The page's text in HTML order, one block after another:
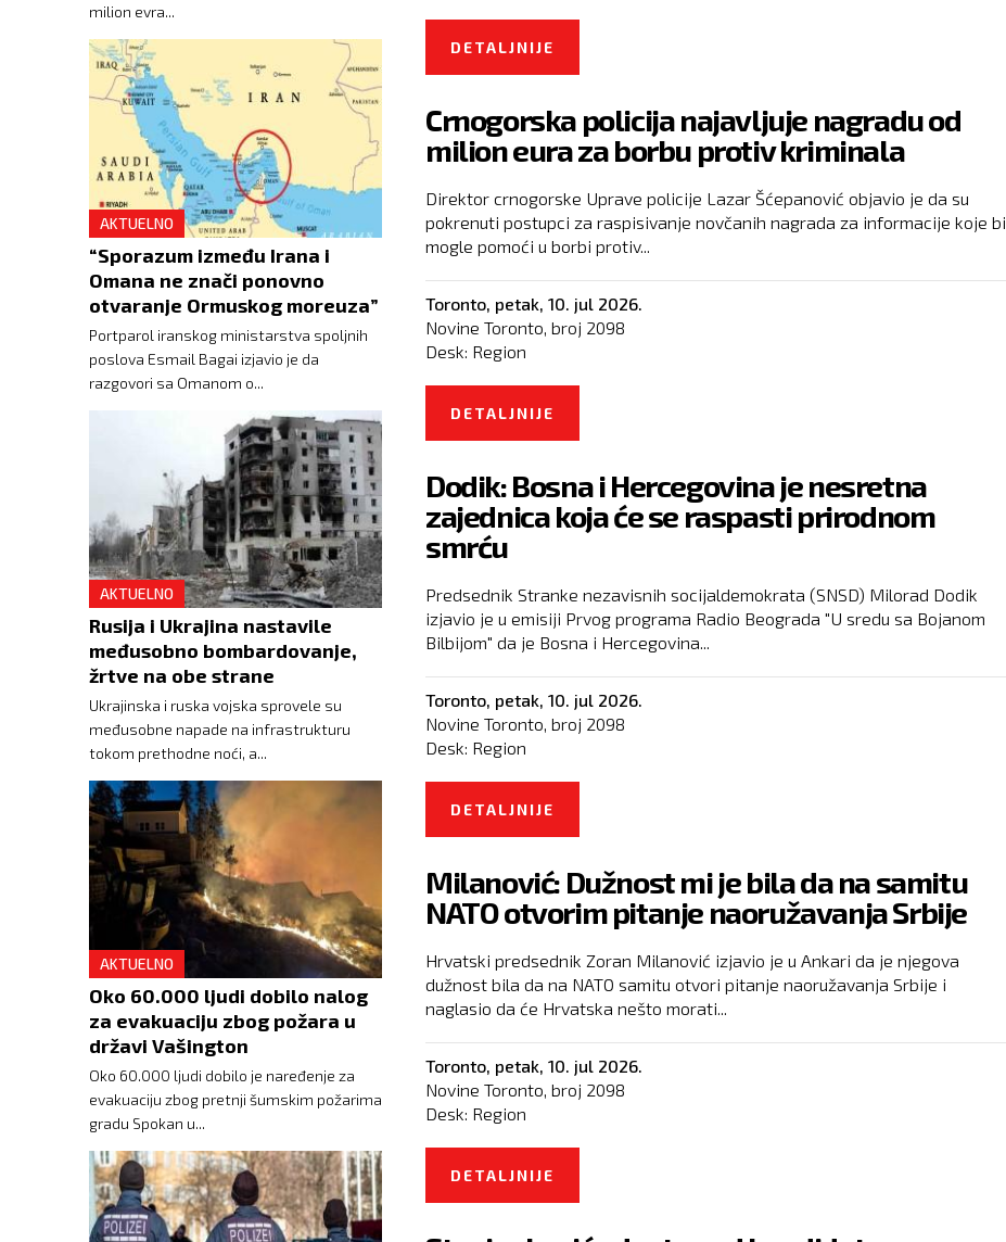
milion evra...
AKTUELNO
“Sporazum između Irana i
Omana ne znači ponovno
otvaranje Ormuskog moreuza”
Portparol iranskog ministarstva spoljnih
poslova Esmail Bagai izjavio je da
razgovori sa Omanom o...
AKTUELNO
Rusija i Ukrajina nastavile
međusobno bombardovanje,
žrtve na obe strane
Ukrajinska i ruska vojska sprovele su
međusobne napade na infrastrukturu
tokom prethodne noći, a...
AKTUELNO
Oko 60.000 ljudi dobilo nalog
za evakuaciju zbog požara u
državi Vašington
Oko 60.000 ljudi dobilo je naređenje za
evakuaciju zbog pretnji šumskim požarima
gradu Spokan u...
DETALJNIJE
VAŠINGTONU
Crnogorska policija najavljuje nagradu od
milion eura za borbu protiv kriminala
Direktor crnogorske Uprave policije Lazar Šćepanović objavio je da su
pokrenuti postupci za raspisivanje novčanih nagrada za informacije koje bi
mogle pomoći u borbi protiv...
Toronto, petak, 10. jul 2026.
Novine Toronto, broj 2098
Desk: Region
DETALJNIJE
Dodik: Bosna i Hercegovina je nesretna
zajednica koja će se raspasti prirodnom
smrću
Predsednik Stranke nezavisnih socijaldemokrata (SNSD) Milorad Dodik
izjavio je u emisiji Prvog programa Radio Beograda "U sredu sa Bojanom
Bilbijom" da je Bosna i Hercegovina...
Toronto, petak, 10. jul 2026.
Novine Toronto, broj 2098
Desk: Region
DETALJNIJE
SMRĆU
Milanović: Dužnost mi je bila da na samitu
NATO otvorim pitanje naoružavanja Srbije
Hrvatski predsednik Zoran Milanović izjavio je u Ankari da je njegova
dužnost bila da na NATO samitu otvori pitanje naoružavanja Srbije i
naglasio da će Hrvatska nešto morati...
Toronto, petak, 10. jul 2026.
Novine Toronto, broj 2098
Desk: Region
DETALJNIJE